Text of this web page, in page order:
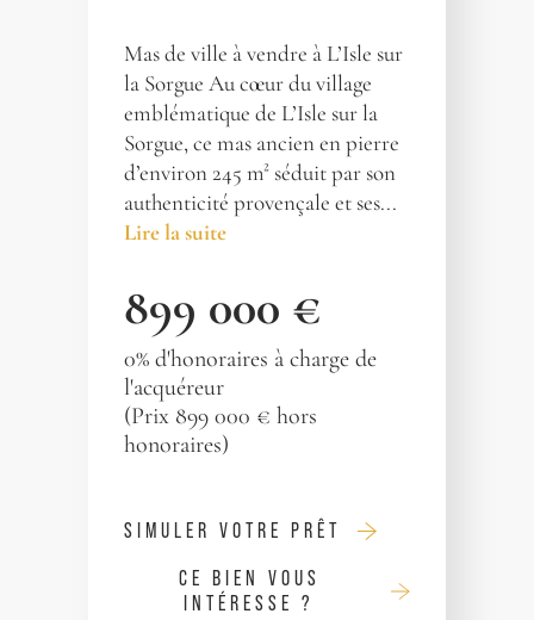
Mas de ville à vendre à L’Isle sur
la Sorgue Au cœur du village
emblématique de L’Isle sur la
Sorgue, ce mas ancien en pierre
d’environ 245 m² séduit par son
authenticité provençale et ses...
Lire la suite
899 000 €
0% d'honoraires à charge de
l'acquéreur
(Prix 899 000 € hors
honoraires)
SIMULER VOTRE PRÊT
CE BIEN VOUS
INTÉRESSE ?